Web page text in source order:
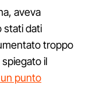
aveva
stati dati
troppo
spiegato il
punto